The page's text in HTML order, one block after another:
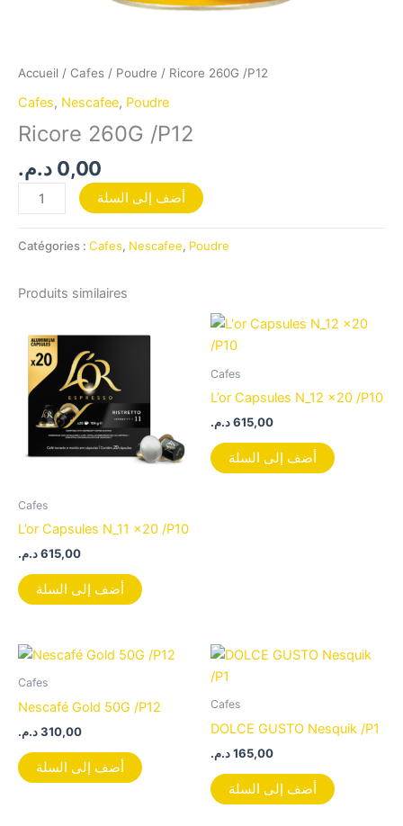
Accueil / Cafes / Poudre / Ricore 260G /P12
Cafes, Nescafee, Poudre
Ricore 260G /P12
0,00 د.م.
أضف إلى السلة
Catégories : Cafes, Nescafee, Poudre
Produits similaires
Cafes
L’or Capsules N_11 x20 /P10
615,00د.م.
أضف إلى السلة
Cafes
L’or Capsules N_12 x20 /P10
615,00د.م.
أضف إلى السلة
Cafes
Nescafé Gold 50G /P12
310,00د.م.
أضف إلى السلة
Cafes
DOLCE GUSTO Nesquik /P1
165,00د.م.
أضف إلى السلة